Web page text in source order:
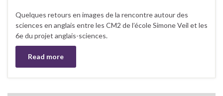
Quelques retours en images de la rencontre autour des
sciences en anglais entre les CM2 de l’école Simone Veil et les
6e du projet anglais-sciences.
Read more